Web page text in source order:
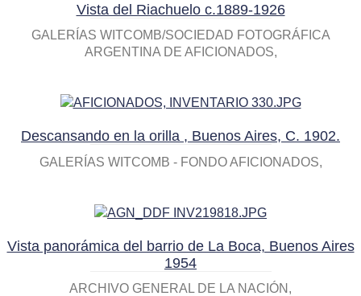
Vista del Riachuelo c.1889-1926
GALERÍAS WITCOMB/SOCIEDAD FOTOGRÁFICA
ARGENTINA DE AFICIONADOS
Descansando en la orilla , Buenos Aires, C. 1902.
GALERÍAS WITCOMB - FONDO AFICIONADOS
Vista panorámica del barrio de La Boca, Buenos Aires
1954
ARCHIVO GENERAL DE LA NACIÓN